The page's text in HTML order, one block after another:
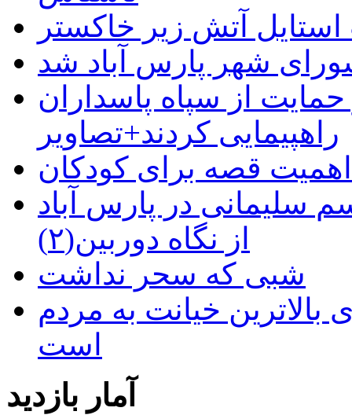
آتش زیر خاکستر
شهر پارس آباد شد
از سپاه پاسداران
راهپیمایی کردند+تصاویر
سلیمانی در پارس آباد
از نگاه دوربین(۲)
شبی که سحر نداشت
خیانت به مردم
است
آمار بازدید